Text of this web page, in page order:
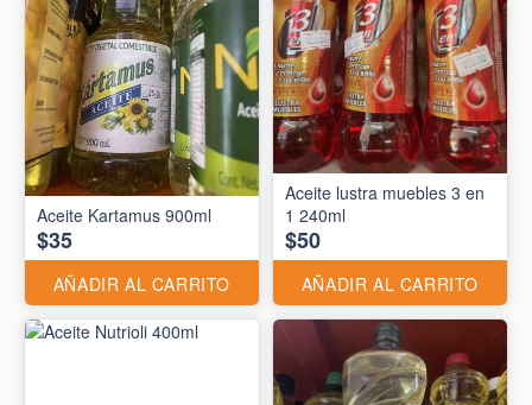
Aceite Kartamus 900ml
$35
AÑADIR AL CARRITO
Aceite lustra muebles 3 en
1 240ml
$50
AÑADIR AL CARRITO